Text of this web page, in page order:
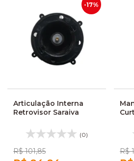
-17%
Articulação Interna
Retrovisor Saraiva
(0)
R$ 101,85 R$